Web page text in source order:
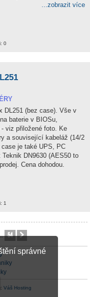
správné
...zobrazit více
0
DL251 (bez case). Vše v
baterie v BIOSu,
viz přiložené foto. Ke
a související kabeláž (14/2
je také UPS, PC
DN9630 (AES50 to
Cena dohodou.
1
54 Další
Váš Hosting